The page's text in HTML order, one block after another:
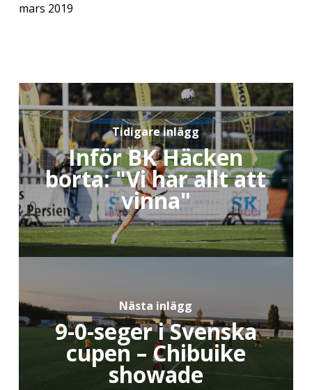
mars 2019
Tidigare inlägg
Inför BK Häcken
borta: "Vi har allt att
vinna"
Nästa inlägg
9-0-seger i Svenska
cupen – Chibuike
showade